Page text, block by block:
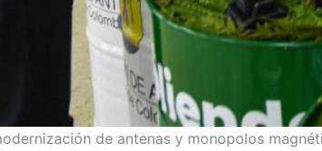
de antenas y monopolos